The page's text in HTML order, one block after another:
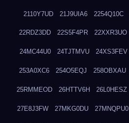
2110Y7UD 21J9UIA6 2254Q10C
22RDZ3DD 22S5F4PR 22XXR3UO
24MC44U0 24TJTMVU 24XS3FEV
253A0XC6 254O5EQJ 258OBXAU
25RMMEOD 26HTTV6H 26L0HESZ
27E8J3FW 27MKG0DU 27MNQPU0